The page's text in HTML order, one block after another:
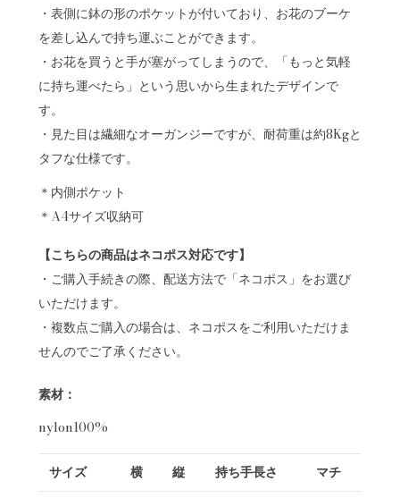
・表側に鉢の形のポケットが付いており、お花のブーケ
を差し込んで持ち運ぶことができます。
・お花を買うと手が塞がってしまうので、「もっと気軽
に持ち運べたら」という思いから生まれたデザインで
す。
・見た目は繊細なオーガンジーですが、耐荷重は約8Kgと
タフな仕様です。
＊内側ポケット
＊A4サイズ収納可
【こちらの商品はネコポス対応です】
・ご購入手続きの際、配送方法で「ネコポス」をお選び
いただけます。
・複数点ご購入の場合は、ネコポスをご利用いただけま
せんのでご了承ください。
素材：
nylon100%
サイズ 横 縦 持ち手長さ マチ